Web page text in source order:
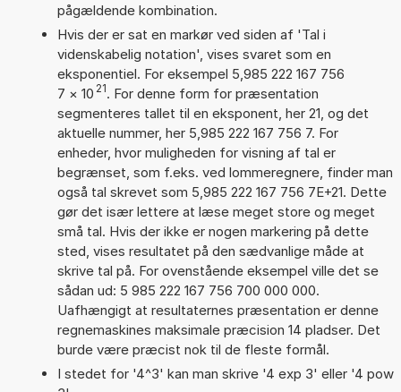
pågældende kombination.
Hvis der er sat en markør ved siden af 'Tal i
videnskabelig notation', vises svaret som en
eksponentiel. For eksempel 5,985 222 167 756
7 × 10 21. For denne form for præsentation
segmenteres tallet til en eksponent, her 21, og det
aktuelle nummer, her 5,985 222 167 756 7. For
enheder, hvor muligheden for visning af tal er
begrænset, som f.eks. ved lommeregnere, finder man
også tal skrevet som 5,985 222 167 756 7E+21. Dette
gør det især lettere at læse meget store og meget
små tal. Hvis der ikke er nogen markering på dette
sted, vises resultatet på den sædvanlige måde at
skrive tal på. For ovenstående eksempel ville det se
sådan ud: 5 985 222 167 756 700 000 000.
Uafhængigt at resultaternes præsentation er denne
regnemaskines maksimale præcision 14 pladser. Det
burde være præcist nok til de fleste formål.
I stedet for '4^3' kan man skrive '4 exp 3' eller '4 pow